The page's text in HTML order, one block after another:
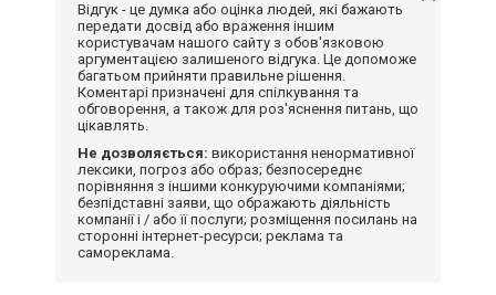
Відгук - це думка або оцінка людей, які бажають
передати досвід або враження іншим
користувачам нашого сайту з обов'язковою
аргументацією залишеного відгука. Це допоможе
багатьом прийняти правильне рішення.
Коментарі призначені для спілкування та
обговорення, а також для роз'яснення питань, що
цікавлять.
Не дозволяється: використання ненормативної
лексики, погроз або образ; безпосереднє
порівняння з іншими конкуруючими компаніями;
безпідставні заяви, що ображають діяльність
компанії і / або її послуги; розміщення посилань на
сторонні інтернет-ресурси; реклама та
самореклама.